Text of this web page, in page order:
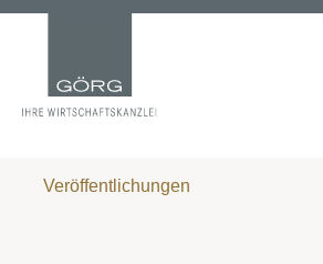
Veröffentlichungen